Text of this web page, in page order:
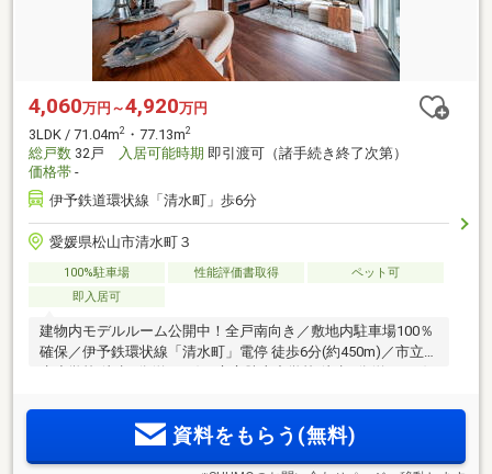
4,060万円～4,920万円
3LDK / 71.04m2 ・77.13m2
総戸数 32戸 入居可能時期 即引渡可（諸手続き終了次第）
価格帯 -
伊予鉄道環状線「清水町」歩6分
愛媛県松山市清水町３
100%駐車場 性能評価書取得
ペット可
即入居可
建物内モデルルーム公開中！全戸南向き／敷地内駐車場100％
確保／伊予鉄環状線「清水町」電停 徒歩6分(約450m)／市立清
資料をもらう(無料)